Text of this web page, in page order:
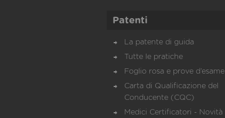
Patenti
La patente di guida
Tutte le pratiche
Foglio rosa e prove d’esame
Carta di Qualificazione del
Conducente (CQC)
Medici Certificatori - Novità